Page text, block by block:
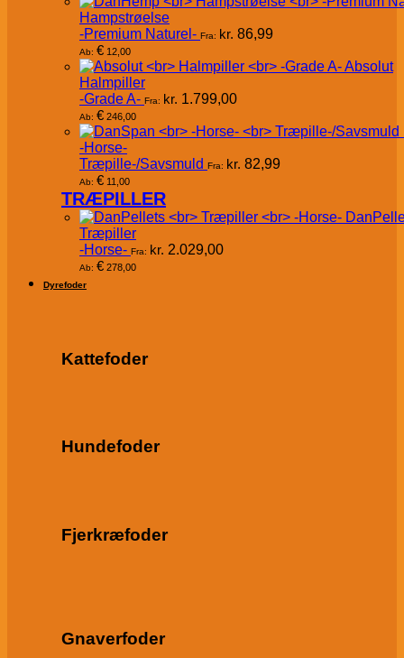
Hampstrøelse
-Premium Naturel- Fra: kr. 86,99
Ab: € 12,00
Absolut
Halmpiller
-Grade A- Fra: kr. 1.799,00
Ab: € 246,00
-Horse-
Træpille-/Savsmuld Fra: kr. 82,99
Ab: € 11,00
TRÆPILLER
Træpiller
-Horse- Fra: kr. 2.029,00
Ab: € 278,00
Dyrefoder
Kattefoder
Hundefoder
Fjerkræfoder
Gnaverfoder